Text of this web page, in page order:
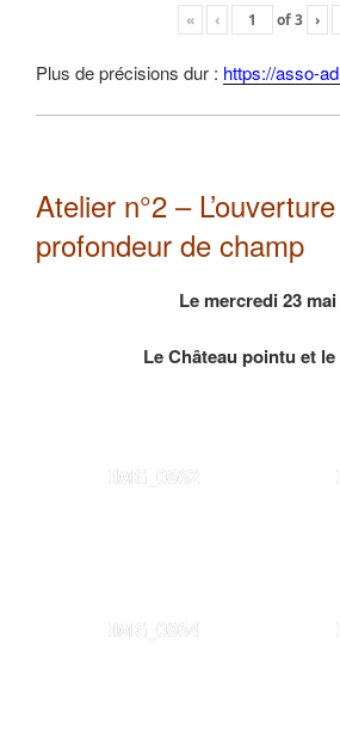
« ‹ of3 ›
Plus de précisions dur : https://asso-
Atelier n°2 –
profondeur de champ
Le mercredi 23 mai
Le Château pointu et
IMG_0862
IMG_0864